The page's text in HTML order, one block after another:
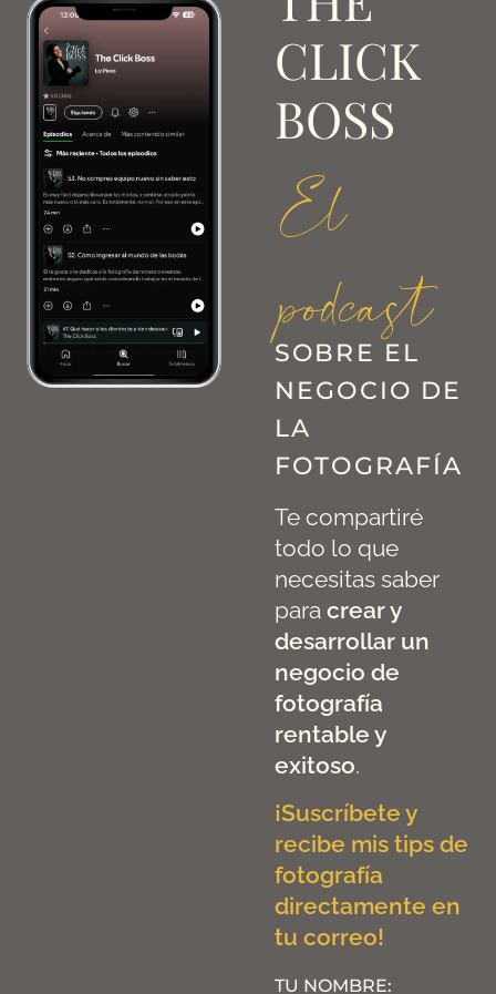
CLICK
BOSS
El
podcast
SOBRE EL
NEGOCIO DE
LA
FOTOGRAFÍA
Te compartiré
todo lo que
necesitas saber
para crear y
desarrollar un
negocio de
fotografía
rentable y
exitoso.
¡Suscríbete y
recibe mis tips de
fotografía
directamente en
tu correo!
TU NOMBRE: